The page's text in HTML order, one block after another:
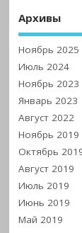
Архивы
Ноябрь 2025
Июль 2024
Ноябрь 2023
Январь 2023
Август 2022
Ноябрь 2019
Октябрь
Август 2019
Июль 2019
Июнь 2019
Май 2019